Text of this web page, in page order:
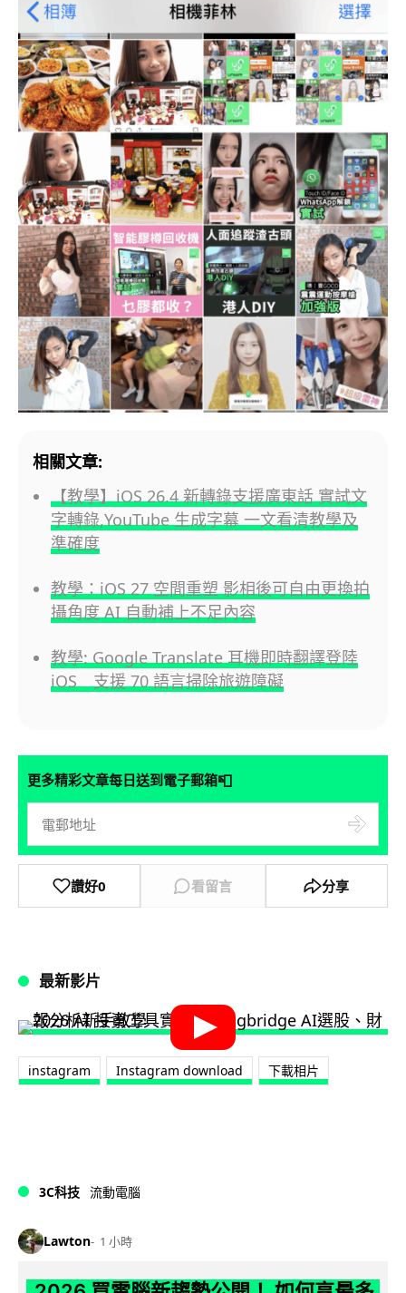
相關文章:
【教學】iOS 26.4 新轉錄支援廣東話 實試文
字轉錄,YouTube 生成字幕 一文看清教學及
準確度
教學：iOS 27 空間重塑 影相後可自由更換拍
攝角度 AI 自動補上不足內容
教學: Google Translate 耳機即時翻譯登陸
iOS 支援 70 語言掃除旅遊障礙
更多精彩文章每日送到電子郵箱📮
讚好0 看留言 分享
最新影片
instagram Instagram download 下載相片
3C科技 流動電腦
Lawton 1 小時